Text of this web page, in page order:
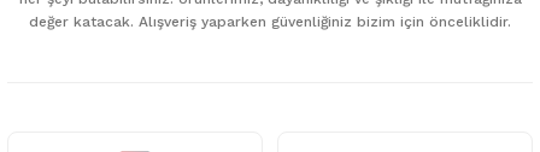
değer katacak. Alışveriş yaparken güvenliğiniz bizim için önceliklidir.